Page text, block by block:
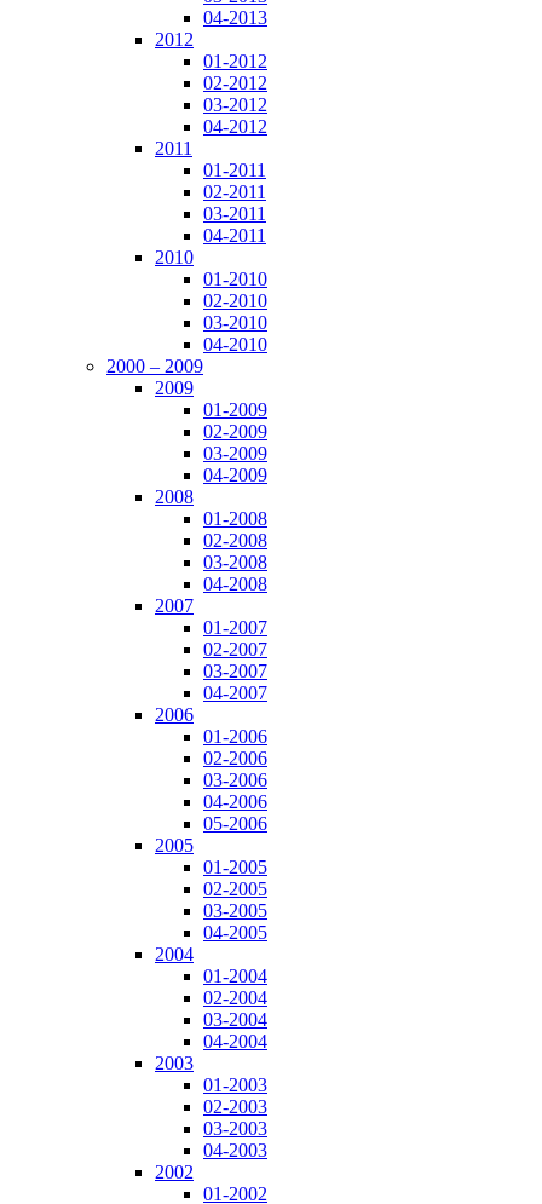
04-2013
2012
01-2012
02-2012
03-2012
04-2012
2011
01-2011
02-2011
03-2011
04-2011
2010
01-2010
02-2010
03-2010
04-2010
2000 – 2009
2009
01-2009
02-2009
03-2009
04-2009
2008
01-2008
02-2008
03-2008
04-2008
2007
01-2007
02-2007
03-2007
04-2007
2006
01-2006
02-2006
03-2006
04-2006
05-2006
2005
01-2005
02-2005
03-2005
04-2005
2004
01-2004
02-2004
03-2004
04-2004
2003
01-2003
02-2003
03-2003
04-2003
2002
01-2002